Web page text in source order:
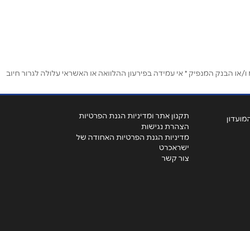
הבנק המנפיק * אי עמידה בפירעון ההלוואה או האשראי עלולה לגרור חיוב
תקנון אתר ומדיניות הגנת הפרטיות
הצהרת נגישות
מדיניות הגנת הפרטיות האחודה של
ישראכרט
צור קשר